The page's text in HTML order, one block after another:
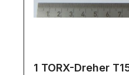
1 TORX-Dreher